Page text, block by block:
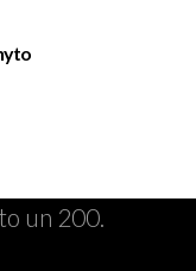
un 200.